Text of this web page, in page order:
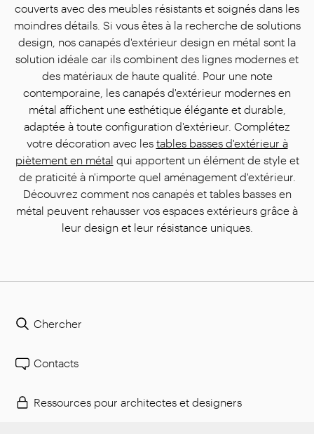
couverts avec des meubles résistants et soignés dans les
moindres détails. Si vous êtes à la recherche de solutions
design, nos canapés d'extérieur design en métal sont la
solution idéale car ils combinent des lignes modernes et
des matériaux de haute qualité. Pour une note
contemporaine, les canapés d'extérieur modernes en
métal affichent une esthétique élégante et durable,
adaptée à toute configuration d'extérieur. Complétez
votre décoration avec les tables basses d'extérieur à
piètement en métal qui apportent un élément de style et
de praticité à n'importe quel aménagement d'extérieur.
Découvrez comment nos canapés et tables basses en
métal peuvent rehausser vos espaces extérieurs grâce à
leur design et leur résistance uniques.
Chercher
Contacts
Ressources pour architectes et designers